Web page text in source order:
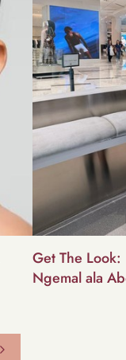
Get The
Ngemal ala